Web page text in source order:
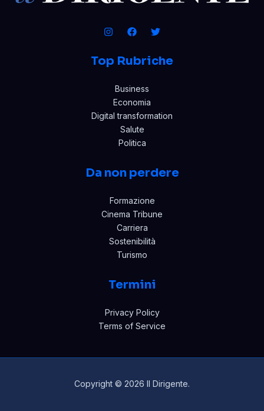
Top Rubriche
Business
Economia
Digital transformation
Salute
Politica
Da non perdere
Formazione
Cinema Tribune
Carriera
Sostenibilità
Turismo
Termini
Privacy Policy
Terms of Service
Copyright © 2026 Il Dirigente.